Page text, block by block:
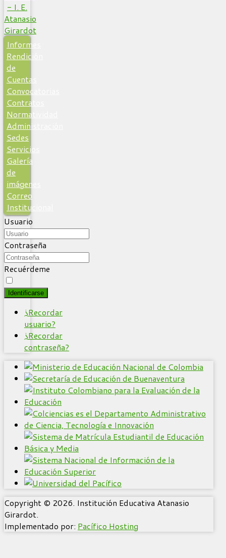
Informes
Rendición
de
Cuentas
Convocatorias
Contratos
Normatividad
Administración
Sedes
Servicios
Galería
de
imágenes
Correo
Institucional
Usuario
Contraseña
Recuérdeme
Identificarse
¿Recordar
usuario?
¿Recordar
contraseña?
Copyright © 2026. Institución Educativa Atanasio
Girardot.
Implementado por: Pacífico Hosting